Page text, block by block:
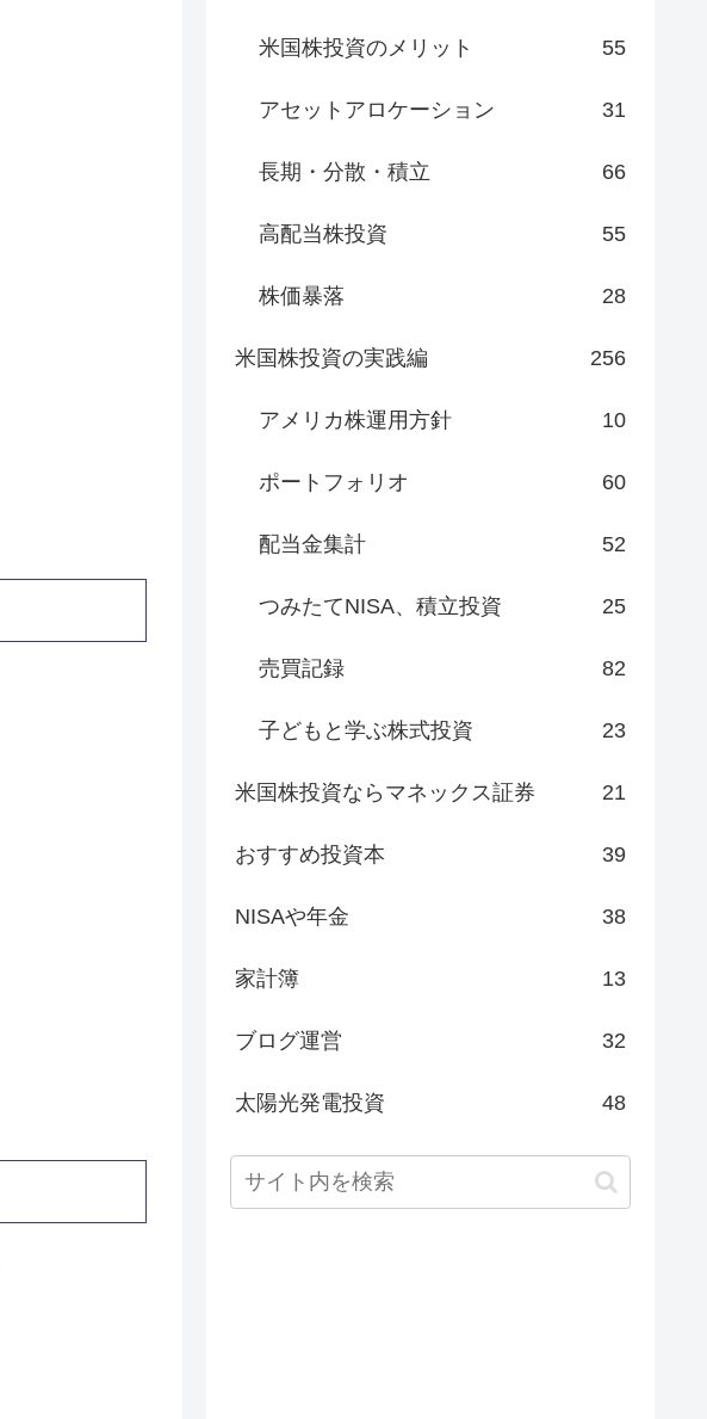
米国株投資のメリット 55
アセットアロケーション 31
長期・分散・積立 66
高配当株投資 55
株価暴落 28
米国株投資の実践編 256
アメリカ株運用方針 10
ポートフォリオ 60
配当金集計 52
つみたてNISA、積立投資 25
売買記録 82
子どもと学ぶ株式投資 23
米国株投資ならマネックス証券 21
おすすめ投資本 39
NISAや年金 38
家計簿 13
ブログ運営 32
太陽光発電投資 48